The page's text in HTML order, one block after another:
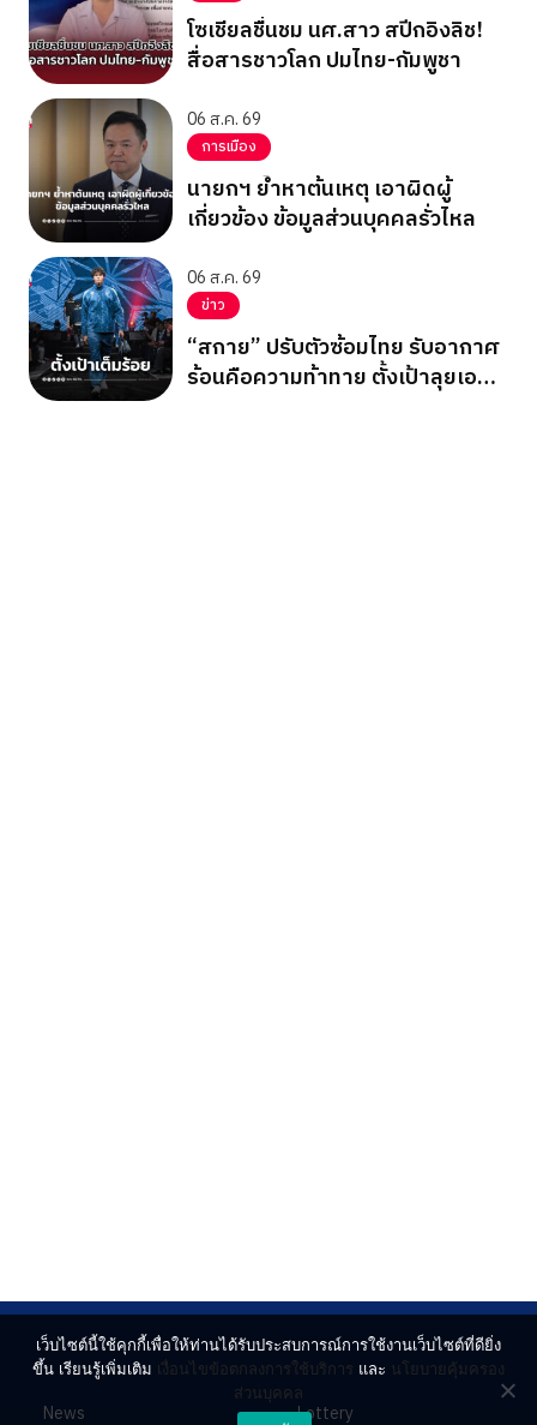
โซเชียลชื่นชม นศ.สาว สปีกอิงลิช!
สื่อสารชาวโลก ปมไทย-กัมพูชา
06 ส.ค. 69
การเมือง
นายกฯ ย้ำหาต้นเหตุ เอาผิดผู้
เกี่ยวข้อง ข้อมูลส่วนบุคคลรั่วไหล
06 ส.ค. 69
ข่าว
“สกาย” ปรับตัวซ้อมไทย รับอากาศ
ร้อนคือความท้าทาย ตั้งเป้าลุยเอ
News
Lottery
เว็บไซต์นี้ใช้คุกกี้เพื่อให้ท่านได้รับประสบการณ์การใช้งานเว็บไซต์ที่ดียิ่ง
ขึ้น เรียนรู้เพิ่มเติม เงื่อนไขข้อตกลงการใช้บริการ และ นโยบายคุ้มครอง
ส่วนบุคคล